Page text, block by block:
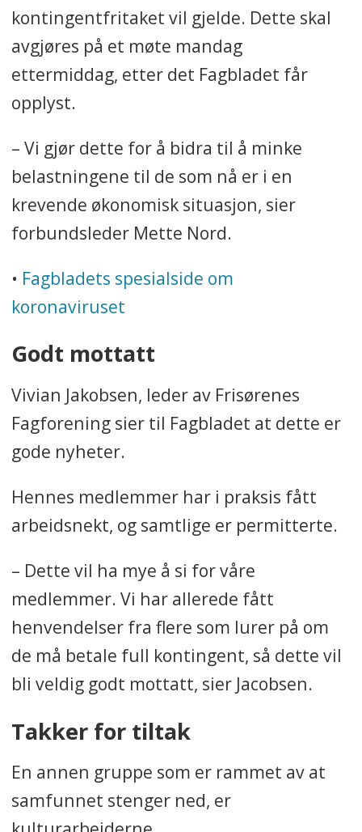
kontingentfritaket vil gjelde. Dette skal
avgjøres på et møte mandag
ettermiddag, etter det Fagbladet får
opplyst.
– Vi gjør dette for å bidra til å minke
belastningene til de som nå er i en
krevende økonomisk situasjon, sier
forbundsleder Mette Nord.
• Fagbladets spesialside om
koronaviruset
Godt mottatt
Vivian Jakobsen, leder av Frisørenes
Fagforening sier til Fagbladet at dette er
gode nyheter.
Hennes medlemmer har i praksis fått
arbeidsnekt, og samtlige er permitterte.
– Dette vil ha mye å si for våre
medlemmer. Vi har allerede fått
henvendelser fra flere som lurer på om
de må betale full kontingent, så dette vil
bli veldig godt mottatt, sier Jacobsen.
Takker for tiltak
En annen gruppe som er rammet av at
samfunnet stenger ned, er